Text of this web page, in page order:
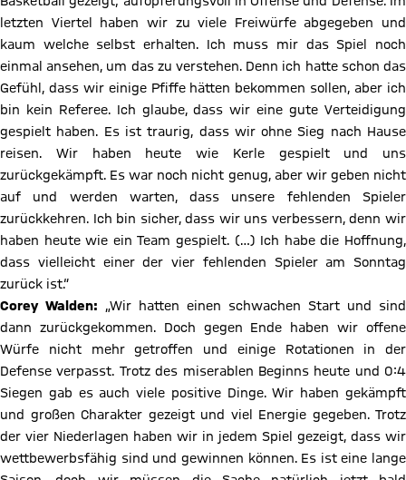
letzten Viertel haben wir zu viele Freiwürfe abgegeben und
kaum welche selbst erhalten. Ich muss mir das Spiel noch
einmal ansehen, um das zu verstehen. Denn ich hatte schon das
Gefühl, dass wir einige Pfiffe hätten bekommen sollen, aber ich
bin kein Referee. Ich glaube, dass wir eine gute Verteidigung
gespielt haben. Es ist traurig, dass wir ohne Sieg nach Hause
reisen. Wir haben heute wie Kerle gespielt und uns
zurückgekämpft. Es war noch nicht genug, aber wir geben nicht
auf und werden warten, dass unsere fehlenden Spieler
zurückkehren. Ich bin sicher, dass wir uns verbessern, denn wir
haben heute wie ein Team gespielt. (…) Ich habe die Hoffnung,
dass vielleicht einer der vier fehlenden Spieler am Sonntag
zurück ist.“
Corey Walden: „Wir hatten einen schwachen Start und sind
dann zurückgekommen. Doch gegen Ende haben wir offene
Würfe nicht mehr getroffen und einige Rotationen in der
Defense verpasst. Trotz des miserablen Beginns heute und 0:4
Siegen gab es auch viele positive Dinge. Wir haben gekämpft
und großen Charakter gezeigt und viel Energie gegeben. Trotz
der vier Niederlagen haben wir in jedem Spiel gezeigt, dass wir
wettbewerbsfähig sind und gewinnen können. Es ist eine lange